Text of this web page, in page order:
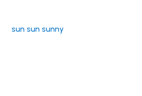
sun sun sunny